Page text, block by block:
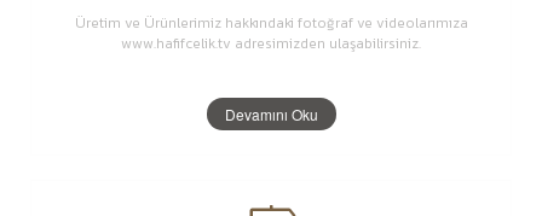
Üretim ve Ürünlerimiz hakkındaki fotoğraf ve videolarımıza
www.hafifcelik.tv adresimizden ulaşabilirsiniz.
Devamını Oku